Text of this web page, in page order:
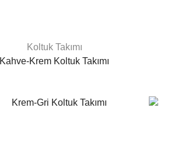
Koltuk Takımı
Kahve-Krem Koltuk Takımı